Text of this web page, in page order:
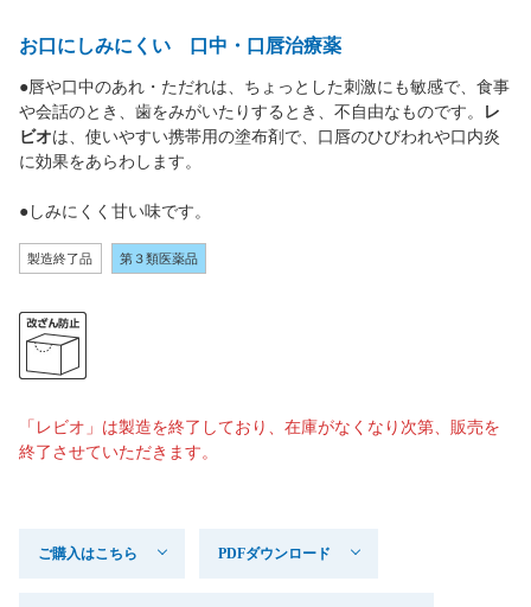
お口にしみにくい 口中・口唇治療薬
●唇や口中のあれ・ただれは、ちょっとした刺激にも敏感で、食事
や会話のとき、歯をみがいたりするとき、不自由なものです。
レ
ビオは、使いやすい携帯用の塗布剤で、口唇のひびわれや口内炎
に効果をあらわします。
●しみにくく甘い味です。
製造終了品 第３類医薬品
「レビオ」は製造を終了しており、在庫がなくなり次第、販売を
終了させていただきます。
ご購入はこちら PDFダウンロード